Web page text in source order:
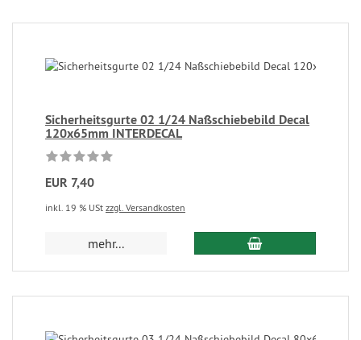
Sicherheitsgurte 02 1/24 Naßschiebebild Decal
120x65mm INTERDECAL
EUR 7,40
inkl. 19 % USt zzgl. Versandkosten
mehr...